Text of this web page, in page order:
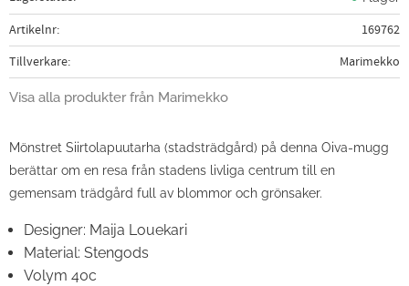
Artikelnr
169762
Tillverkare
Marimekko
Visa alla produkter från Marimekko
Mönstret Siirtolapuutarha (stadsträdgård) på denna Oiva-mugg
berättar om en resa från stadens livliga centrum till en
gemensam trädgård full av blommor och grönsaker.
Designer: Maija Louekari
Material: Stengods
Volym 40c